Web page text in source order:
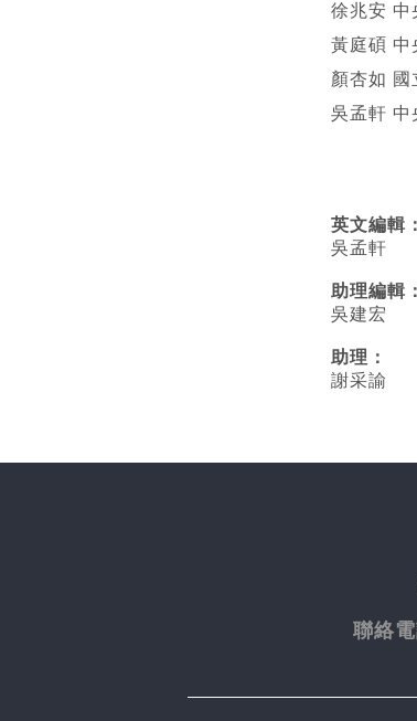
徐兆安 中
黃庭碩 中
顏杏如 國
吳孟軒 中
英文編輯 ：
吳孟軒
助理編輯：
吳建宏
助理：
謝
聯絡電